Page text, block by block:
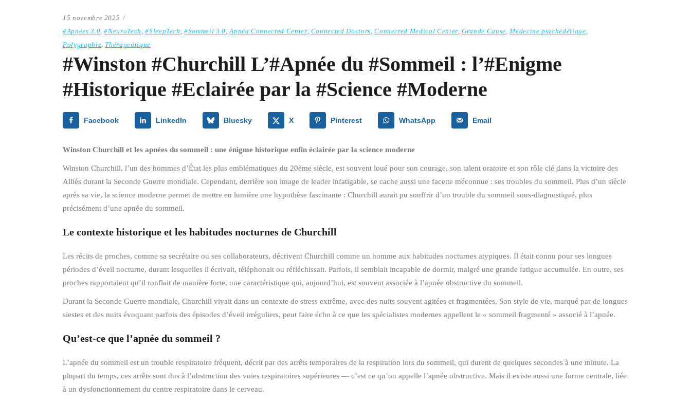
15 novembre 2025
#Apnées 3.0,#NeuroTech ,#SleepTech ,#Sommeil 3.0,Apnéa Connected Center, Connected Doctors,Connected Medical Center,Grande Cause,Médecine psychédélique,
Polygraphie, Thérapeutique
#Winston #Churchill L’#Apnée du #Sommeil : l’#Enigme
#Historique #Eclairée par la #Science #Moderne
Facebook LinkedIn Bluesky X Pinterest WhatsApp Email
Winston Churchill et les apnées du sommeil : une énigme historique enfin éclairée par la science moderne
Winston Churchill, l’un des hommes d’État les plus emblématiques du 20ème siècle, est souvent loué pour son courage, son talent oratoire et son rôle clé dans la victoire des
Alliés durant la Seconde Guerre mondiale. Cependant, derrière son image de leader infatigable, se cache aussi une facette méconnue : ses troubles du sommeil. Plus d’un siècle
après sa vie, la science moderne permet de mettre en lumière une hypothèse fascinante : Churchill aurait pu souffrir d’un trouble du sommeil sous-diagnostiqué, plus
précisément d’une apnée du sommeil.
Le contexte historique et les habitudes nocturnes de Churchill
Les récits de proches, comme sa secrétaire ou ses collaborateurs, décrivent Churchill comme un homme aux habitudes nocturnes atypiques. Il était connu pour ses longues
périodes d’éveil nocturne, durant lesquelles il écrivait, téléphonait ou réfléchissait. Parfois, il semblait incapable de dormir, malgré une grande fatigue accumulée. En outre, ses
proches rapportaient qu’il ronflait de manière forte, une caractéristique qui, aujourd’hui, est souvent associée à l’apnée obstructive du sommeil.
Durant la Seconde Guerre mondiale, Churchill vivait dans un contexte de stress extrême, avec des nuits souvent agitées et fragmentées. Son style de vie, marqué par de longues
siestes et des nuits évoquant parfois des épisodes d’éveil irréguliers, peut faire écho à ce que les spécialistes modernes appellent le « sommeil fragmenté » associé à l’apnée.
Qu’est-ce que l’apnée du sommeil ?
L’apnée du sommeil est un trouble respiratoire fréquent, décrit par des arrêts temporaires de la respiration lors du sommeil, qui durent de quelques secondes à une minute. La
plupart du temps, ces arrêts sont dus à l’obstruction des voies respiratoires supérieures — c’est ce qu’on appelle l’apnée obstructive. Mais il existe aussi une forme centrale, liée
à un dysfonctionnement du centre respiratoire dans le cerveau.